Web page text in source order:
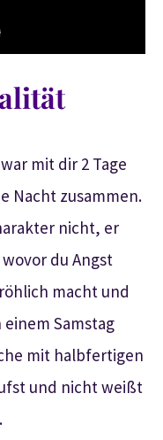
mit dir 2 Tage
Nacht zusammen.
nicht, er
du Angst
macht und
Samstag
mit halbfertigen
und nicht weißt